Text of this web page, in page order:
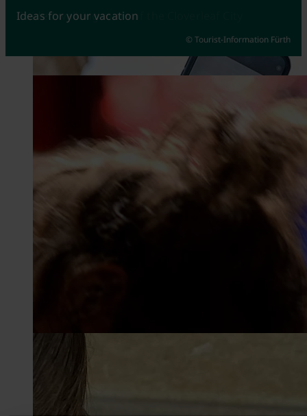
Fürth at its best
© Johannes Heuckeroth
Guided walking tours of the Cloverleaf City
© Kerstin Nussbächer
Ideas for your vacation
© Tourist-Information Fürth